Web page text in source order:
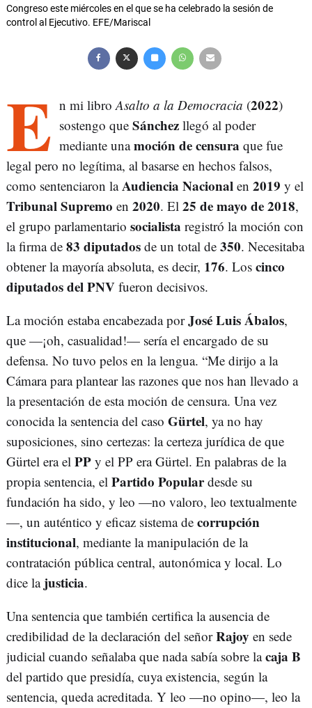
Congreso este miércoles en el que se ha celebrado la sesión de
control al Ejecutivo. EFE/Mariscal
E n mi libroAsalto a la Democracia (2022)
sostengo que Sánchez llegó al poder
mediante unamoción de censura que fue
legal pero no legítima, al basarse en hechos falsos,
como sentenciaron laAudiencia Nacional en 2019 y el
Tribunal Supremo en 2020. El 25 de mayo de 2018,
el grupo parlamentario socialista registró la moción con
la firma de 83 diputados de un total de 350. Necesitaba
obtener la mayoría absoluta, es decir, 176. Los cinco
diputados del PNV fueron decisivos.
La moción estaba encabezada porJosé Luis Ábalos,
que —¡oh, casualidad!— sería el encargado de su
defensa. No tuvo pelos en la lengua. “Me dirijo a la
Cámara para plantear las razones que nos han llevado a
la presentación de esta moción de censura. Una vez
conocida la sentencia del caso Gürtel, ya no hay
suposiciones, sino certezas: la certeza jurídica de que
Gürtel era el PP y el PP era Gürtel. En palabras de la
propia sentencia, el Partido Populardesde su
fundación ha sido, y leo —no valoro, leo textualmente
—, un auténtico y eficaz sistema de corrupción
institucional, mediante la manipulación de la
contratación pública central, autonómica y local. Lo
dice la justicia.
Una sentencia que también certifica la ausencia de
credibilidad de la declaración del señorRajoy en sede
judicial cuando señalaba que nada sabía sobre lacaja B
del partido que presidía, cuya existencia, según la
sentencia, queda acreditada. Y leo —no opino—, leo la